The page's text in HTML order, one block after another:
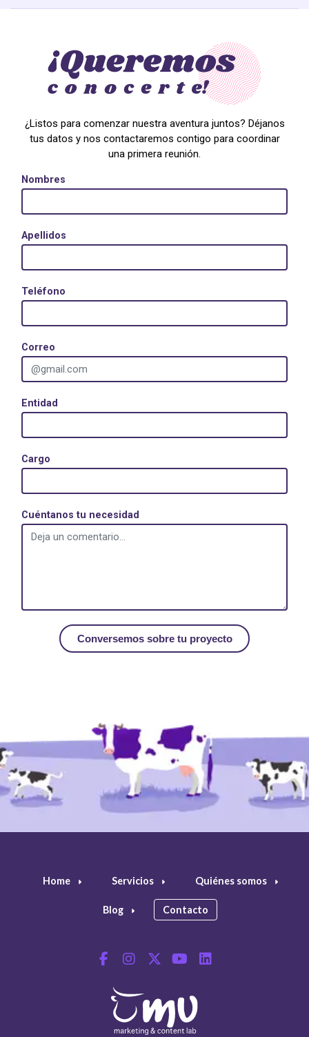
¿Listos para comenzar nuestra aventura juntos? Déjanos
tus datos y nos contactaremos contigo para coordinar
una primera reunión.
Nombres
Apellidos
Teléfono
Correo
Entidad
Cargo
Cuéntanos tu necesidad
Home Servicios Quiénes somos
Blog Contacto